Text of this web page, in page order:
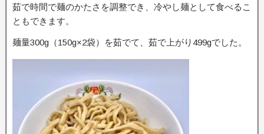
茹で時間で麺のかたさを調整でき、冷やし麺として食べるこ
ともできます。
麺量300g（150g×2袋）を茹でて、茹で上がり499gでした。